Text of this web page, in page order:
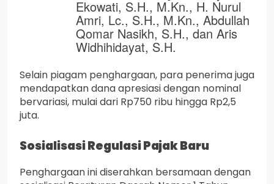
Ekowati, S.H., M.Kn., H. Nurul
Amri, Lc., S.H., M.Kn., Abdullah
Qomar Nasikh, S.H., dan Aris
Widhihidayat, S.H.
Selain piagam penghargaan, para penerima juga
mendapatkan dana apresiasi dengan nominal
bervariasi, mulai dari Rp750 ribu hingga Rp2,5
juta.
Sosialisasi Regulasi Pajak Baru
Penghargaan ini diserahkan bersamaan dengan